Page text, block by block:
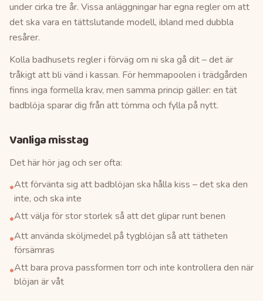
under cirka tre år. Vissa anläggningar har egna regler om att
det ska vara en tättslutande modell, ibland med dubbla
resårer.
Kolla badhusets regler i förväg om ni ska gå dit – det är
tråkigt att bli vänd i kassan. För hemmapoolen i trädgården
finns inga formella krav, men samma princip gäller: en tät
badblöja sparar dig från att tömma och fylla på nytt.
Vanliga misstag
Det här hör jag och ser ofta:
•Att förvänta sig att badblöjan ska hålla kiss – det ska den
inte, och ska inte
•Att välja för stor storlek så att det glipar runt benen
•Att använda sköljmedel på tygblöjan så att tätheten
försämras
•Att bara prova passformen torr och inte kontrollera den när
blöjan är våt